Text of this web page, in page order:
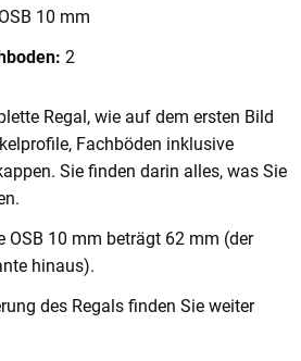
10 mm
2
Regal, wie auf dem ersten Bild
Fachböden inklusive
Sie finden darin alles, was Sie
OSB 10 mm beträgt 62 mm (der
hinaus).
des Regals finden Sie weiter